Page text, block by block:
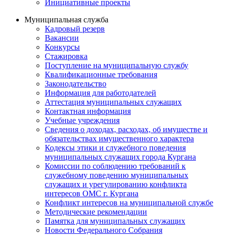
Инициативные проекты
Муниципальная служба
Кадровый резерв
Вакансии
Конкурсы
Стажировка
Поступление на муниципальную службу
Квалификационные требования
Законодательство
Информация для работодателей
Аттестация муниципальных служащих
Контактная информация
Учебные учреждения
Сведения о доходах, расходах, об имуществе и
обязательствах имущественного характера
Кодексы этики и служебного поведения
муниципальных служащих города Кургана
Комиссии по соблюдению требований к
служебному поведению муниципальных
служащих и урегулированию конфликта
интересов ОМС г. Кургана
Конфликт интересов на муниципальной службе
Методические рекомендации
Памятка для муниципальных служащих
Новости Федерального Cобрания